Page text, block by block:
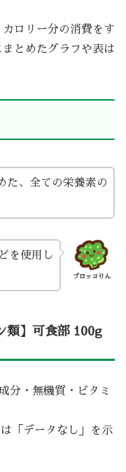
ロリー分の消費をす
とめたグラフや表は
た、全ての栄養素の
ブロッコりん
を使用し
類】可食部 100g
分・無機質・ビタミ
データなし」を示